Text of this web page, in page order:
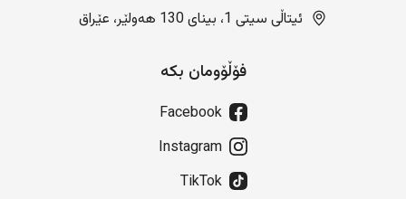
ئیتاڵی سیتی 1، بینای 130 هەولێر، عێراق
فۆڵۆومان بکە
Facebook
Instagram
TikTok